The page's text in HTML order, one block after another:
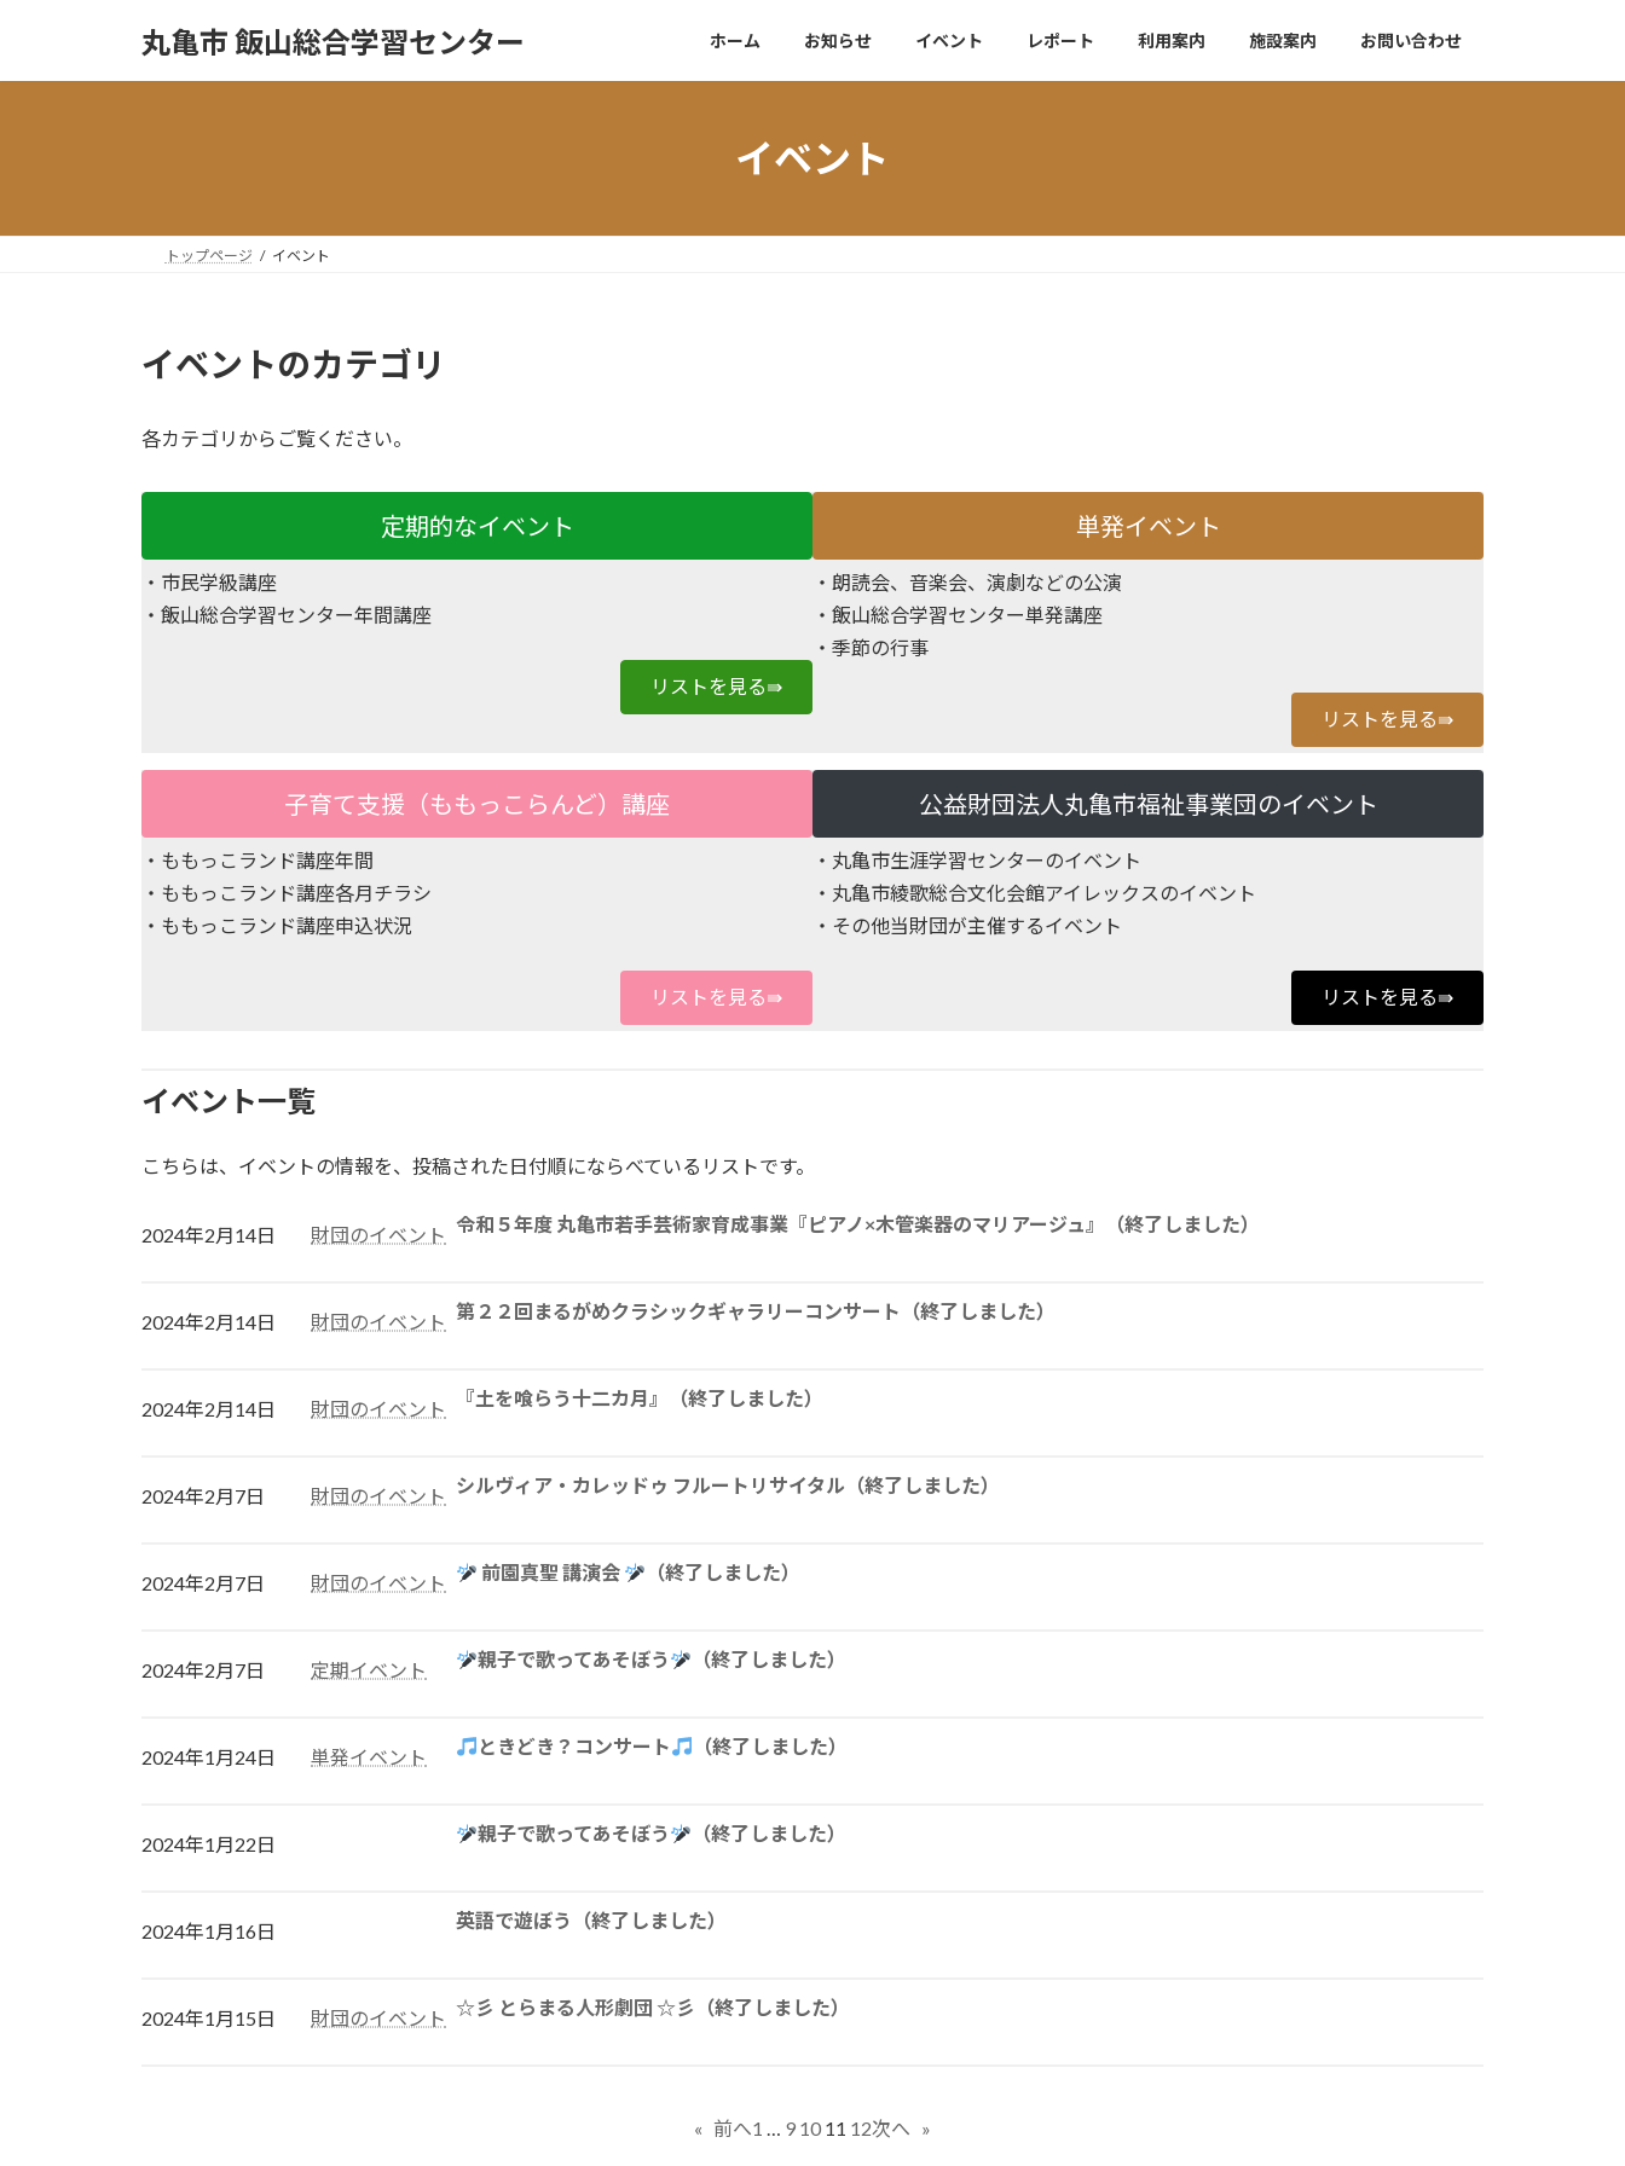
丸亀市 飯山総合学習センター ホーム お知らせ イベント レポート 利用案内 施設案内 お問い合わせ
イベント
トップページ イベント
イベントのカテゴリ
各カテゴリからご覧ください。
定期的なイベント
・市民学級講座
・飯山総合学習センター年間講座
リストを見る⇛
単発イベント
・朗読会、音楽会、演劇などの公演
・飯山総合学習センター単発講座
・季節の行事
リストを見る⇛
子育て支援（ももっこらんど）講座
・ももっこランド講座年間
・ももっこランド講座各月チラシ
・ももっこランド講座申込状況
リストを見る⇛
公益財団法人丸亀市福祉事業団のイベント
・丸亀市生涯学習センターのイベント
・丸亀市綾歌総合文化会館アイレックスのイベント
・その他当財団が主催するイベント
リストを見る⇛
イベント一覧
こちらは、イベントの情報を、投稿された日付順にならべているリストです。
2024年2月14日 財団のイベント 令和５年度 丸亀市若手芸術家育成事業『ピアノ×木管楽器のマリアージュ』（終了しました）
2024年2月14日 財団のイベント 第２２回まるがめクラシックギャラリーコンサート（終了しました）
2024年2月14日 財団のイベント 『土を喰らう十二カ月』（終了しました）
2024年2月7日 財団のイベント シルヴィア・カレッドゥ フルートリサイタル（終了しました）
2024年2月7日 財団のイベント 前園真聖 講演会 （終了しました）
2024年2月7日 定期イベント 親子で歌ってあそぼう （終了しました）
2024年1月24日 単発イベント ときどき？コンサート （終了しました）
2024年1月22日 親子で歌ってあそぼう （終了しました）
2024年1月16日 英語で遊ぼう（終了しました）
2024年1月15日 財団のイベント ☆彡 とらまる人形劇団 ☆彡（終了しました）
« 前へ1 … 9 10 11 12次へ »